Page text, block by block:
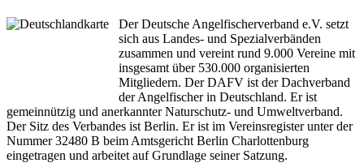
Der Deutsche Angelfischerverband e.V. setzt
sich aus Landes- und Spezialverbänden
zusammen und vereint rund 9.000 Vereine mit
insgesamt über 530.000 organisierten
Mitgliedern. Der DAFV ist der Dachverband
der Angelfischer in Deutschland. Er ist
gemeinnützig und anerkannter Naturschutz- und Umweltverband.
Der Sitz des Verbandes ist Berlin. Er ist im Vereinsregister unter der
Nummer 32480 B beim Amtsgericht Berlin Charlottenburg
eingetragen und arbeitet auf Grundlage seiner Satzung.